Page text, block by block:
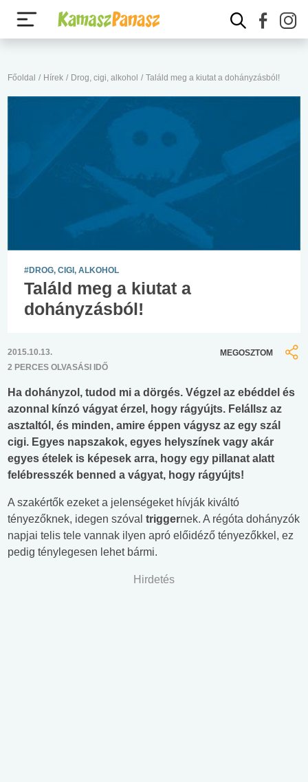
Főoldal / Hírek / Drog, cigi, alkohol / Találd meg a kiutat a dohányzásból!
#DROG, CIGI, ALKOHOL
Találd meg a kiutat a
dohányzásból!
2015.10.13.
2 PERCES OLVASÁSI IDŐ
MEGOSZTOM
Ha dohányzol, tudod mi a dörgés. Végzel az ebéddel és
azonnal kínzó vágyat érzel, hogy rágyújts. Felállsz az
asztaltól, és minden, amire éppen vágysz az egy szál
cigi. Egyes napszakok, egyes helyszínek vagy akár
egyes ételek is képesek arra, hogy egy pillanat alatt
felébresszék benned a vágyat, hogy rágyújts!
A szakértők ezeket a jelenségeket hívják kiváltó
tényezőknek, idegen szóval triggernek. A régóta dohányzók
napjai telis tele vannak ilyen apró előidéző tényezőkkel, ez
pedig ténylegesen lehet bármi.
Hirdetés